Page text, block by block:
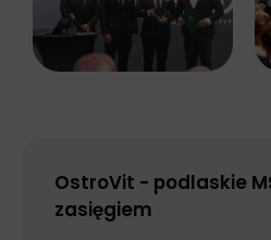
OstroVit - podlaskie
zasięgiem